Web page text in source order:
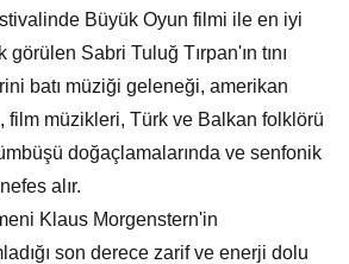
Büyük Oyun filmi ile en iyi
Sabri Tuluğ Tırpan'ın tını
batı müziği geleneği, amerikan
film müzikleri, Türk ve Balkan folklörü
doğaçlamalarında ve senfonik
alır.
Klaus Morgenstern'in
son derece zarif ve enerji dolu